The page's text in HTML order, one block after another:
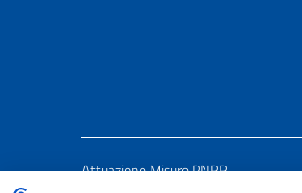
Attuazione Misure PNRR